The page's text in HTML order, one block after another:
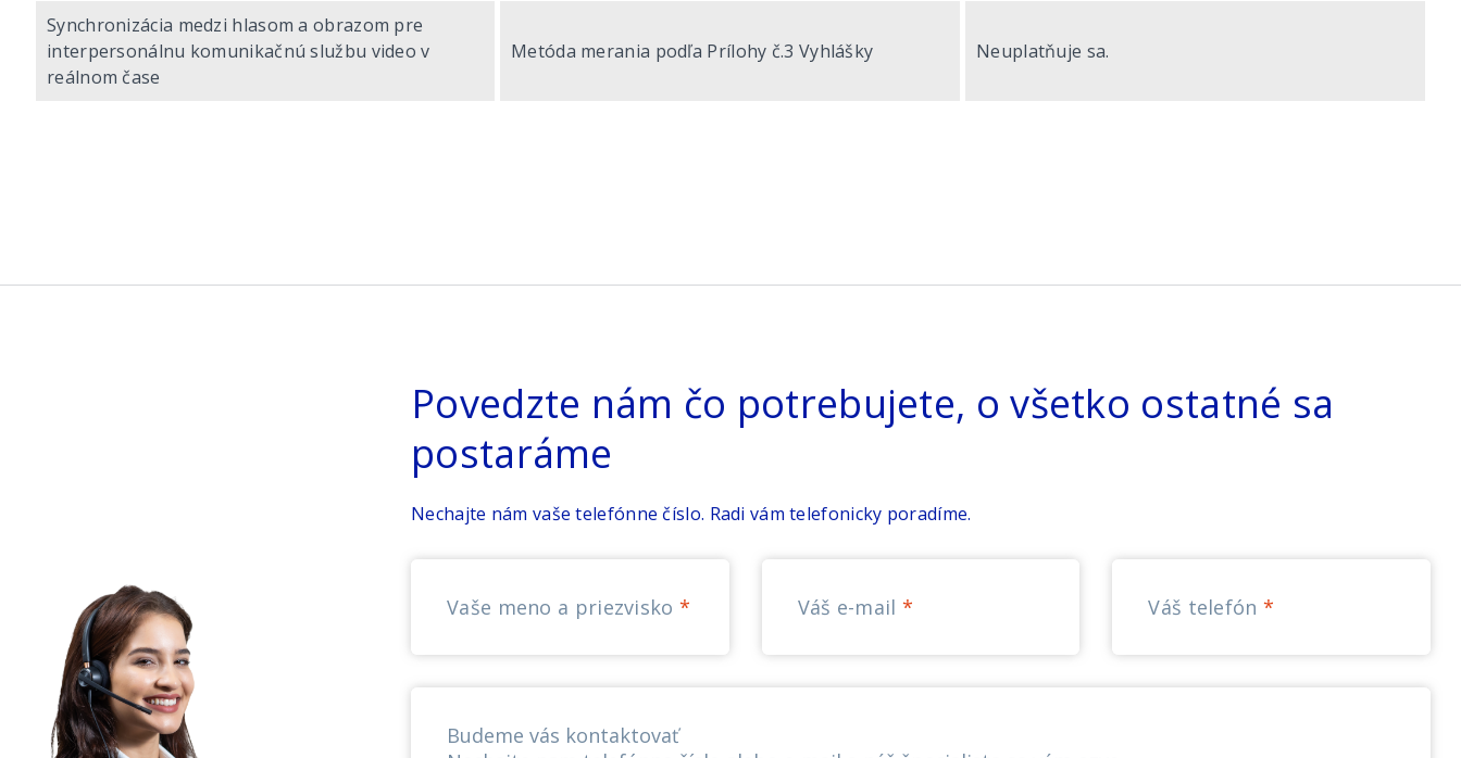
Synchronizácia medzi hlasom a obrazom pre
interpersonálnu komunikačnú službu video v
reálnom čase
Metóda merania podľa Prílohy č.3 Vyhlášky Neuplatňuje sa.
Povedzte nám čo potrebujete, o všetko ostatné sa
postaráme
Nechajte nám vaše telefónne číslo. Radi vám telefonicky poradíme.
Vaše meno a priezvisko Váš e-mail Váš telefón